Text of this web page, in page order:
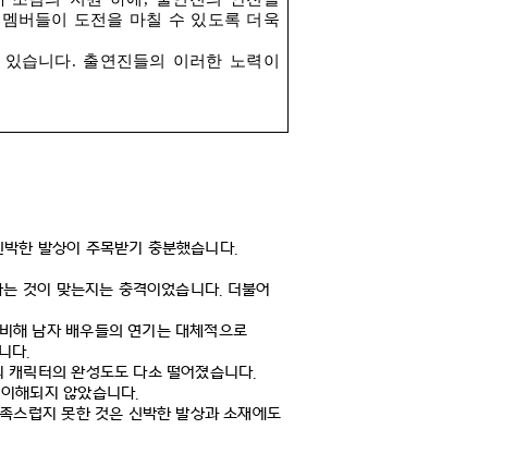
버들이 도전을 마칠 수 있도록 더욱
습니다. 출연진들의 이러한 노력이
한 발상이 주목받기 충분했습니다.
것이 맞는지는 충격이었습니다. 더불어
해 남자 배우들의 연기는 대체적으로
다.
캐릭터의 완성도도 다소 떨어졌습니다.
해되지 않았습니다.
스럽지 못한 것은 신박한 발상과 소재에도